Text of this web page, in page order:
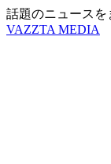
話題のニュースを
VAZZTA MEDIA